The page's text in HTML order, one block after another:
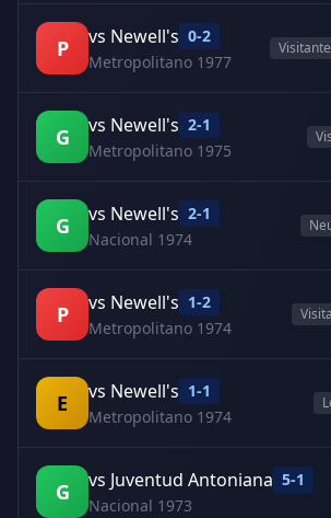
P vs Newell's 0-2
Metropolitano 1977
Visitante
G vs Newell's 2-1
Metropolitano 1975
G vs Newell's 2-1
Nacional 1974
P vs Newell's 1-2
Metropolitano 1974
E vs Newell's 1-1
Metropolitano 1974
G vs Juventud Antoniana 5-1
Nacional 1973